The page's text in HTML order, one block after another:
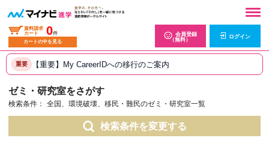
資料請求
カート
0件
カートの中を見る
会員登録
（無料）
ログイン
重要 【重要】My CareerIDへの移行のご案内
ゼミ・研究室をさがす
検索条件： 全国、環境破壊、移民・難民のゼミ・研究室一覧
検索条件を変更する